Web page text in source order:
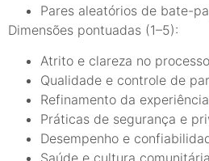
Pares aleatórios de bate-
Dimensões pontuadas (1–5):
Atrito e clareza no
Qualidade e controle de
Refinamento da
Práticas de segurança e
Desempenho e